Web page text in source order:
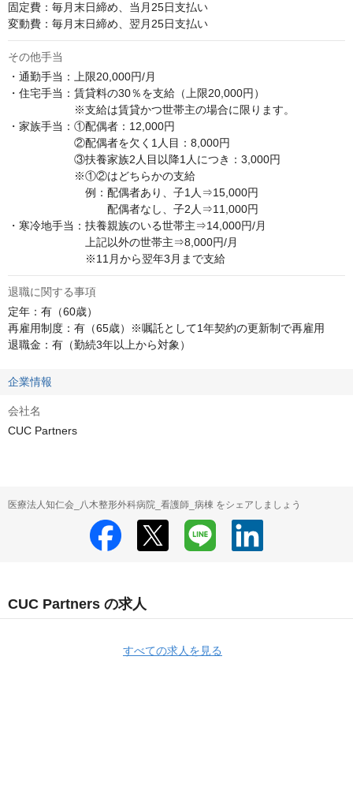
固定費：毎月末日締め、当月25日支払い
変動費：毎月末日締め、翌月25日支払い
その他手当
・通勤手当：上限20,000円/月
・住宅手当：賃貸料の30％を支給（上限20,000円）
※支給は賃貸かつ世帯主の場合に限ります。
・家族手当：①配偶者：12,000円
②配偶者を欠く1人目：8,000円
③扶養家族2人目以降1人につき：3,000円
※①②はどちらかの支給
例：配偶者あり、子1人⇒15,000円
配偶者なし、子2人⇒11,000円
・寒冷地手当：扶養親族のいる世帯主⇒14,000円/月
上記以外の世帯主⇒8,000円/月
※11月から翌年3月まで支給
退職に関する事項
定年：有（60歳）
再雇用制度：有（65歳）※嘱託として1年契約の更新制で再雇用
退職金：有（勤続3年以上から対象）
企業情報
会社名
CUC Partners
医療法人知仁会_八木整形外科病院_看護師_病棟 をシェアしましょう
CUC Partners の求人
すべての求人を見る